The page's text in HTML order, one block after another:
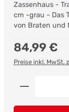
Zassenhaus -
cm -grau - Das
von Braten und
Regulärer Preis:
84,99 €
Preise inkl. MwSt.
Produkt